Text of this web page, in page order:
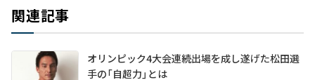
関連記事
オリンピック4大会連続出場を成し遂げた松田選
手の「自超力」とは